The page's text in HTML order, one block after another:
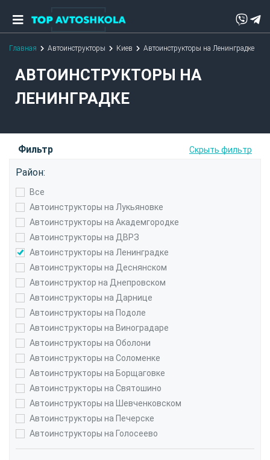
Главная Автоинструкторы Киев Автоинструкторы на Ленинградке
АВТОИНСТРУКТОРЫ НА
ЛЕНИНГРАДКЕ
Фильтр Скрыть фильтр
Район:
Все
Автоинструкторы на Лукьяновке
Автоинструкторы на Академгородке
Автоинструкторы на ДВРЗ
Автоинструкторы на Ленинградке
Автоинструкторы на Деснянском
Автоинструктор на Днепровском
Автоинструкторы на Дарнице
Автоинструкторы на Подоле
Автоинструкторы на Виноградаре
Автоинструкторы на Оболони
Автоинструкторы на Соломенке
Автоинструкторы на Борщаговке
Автоинструкторы на Святошино
Автоинструкторы на Шевченковском
Автоинструкторы на Печерске
Автоинструкторы на Голосеево